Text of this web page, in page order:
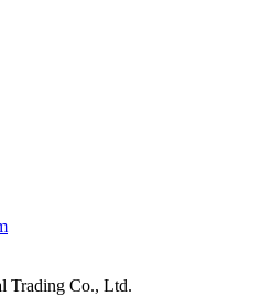
Trading Co., Ltd.